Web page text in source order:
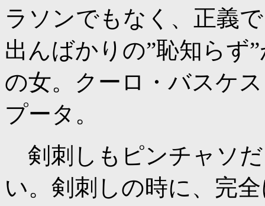
ラソンでもなく、正義
出んばかりの”恥知らず
の女。クーロ・バスケ
プータ。
剣刺しもピンチャソ
い。剣刺しの時に、完